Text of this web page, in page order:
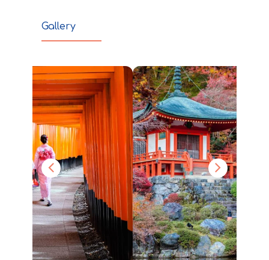
Gallery